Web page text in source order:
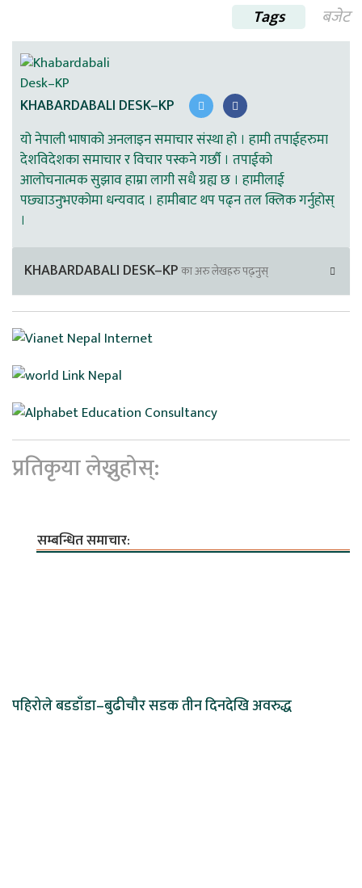
Tags बजेट
KHABARDABALI DESK–KP
यो नेपाली भाषाको अनलाइन समाचार संस्था हो । हामी तपाईहरुमा
देशविदेशका समाचार र विचार पस्कने गर्छौ । तपाईको
आलोचनात्मक सुझाव हाम्रा लागी सधै ग्रह्य छ । हामीलाई
पछ्याउनुभएकोमा धन्यवाद । हामीबाट थप पढ्न तल क्लिक गर्नुहोस्
।
KHABARDABALI DESK–KPका अरु लेखहरु पढ्नुस्
प्रतिकृया लेख्नुहोस्:
सम्बन्धित समाचार:
पहिरोले बडडाँडा–बुढीचौर सडक तीन दिनदेखि अवरुद्ध